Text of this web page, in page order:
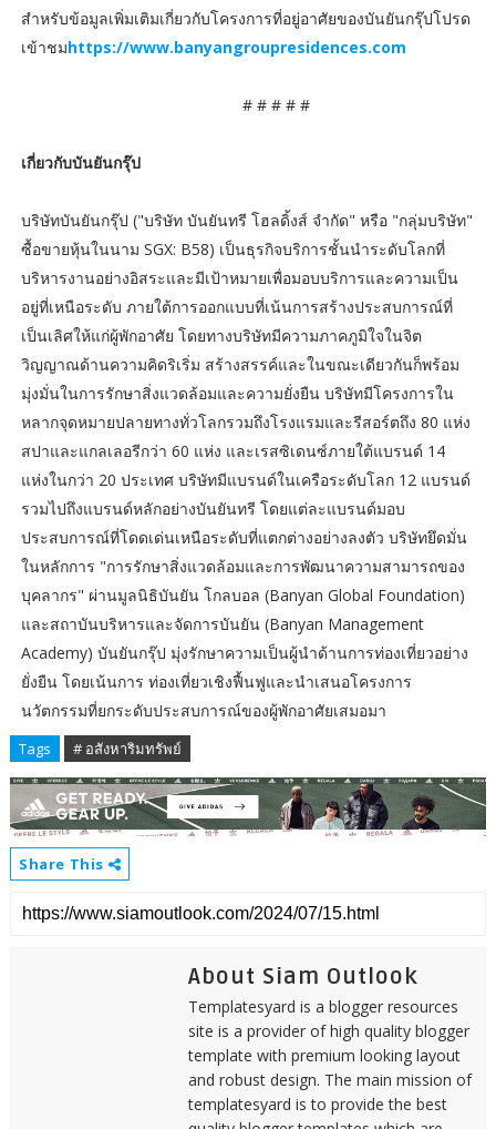
สำหรับข้อมูลเพิ่มเติมเกี่ยวกับโครงการที่อยู่อาศัยของบันยันกรุ๊ปโปรด
เข้าชมhttps://www.banyangroupresidences.com
# # # # #
เกี่ยวกับบันยันกรุ๊ป
บริษัทบันยันกรุ๊ป ("บริษัท บันยันทรี โฮลดิ้งส์ จำกัด" หรือ "กลุ่มบริษัท"
ซื้อขายหุ้นในนาม SGX: B58) เป็นธุรกิจบริการชั้นนำระดับโลกที่
บริหารงานอย่างอิสระและมีเป้าหมายเพื่อมอบบริการและความเป็น
อยู่ที่เหนือระดับ ภายใต้การออกแบบที่เน้นการสร้างประสบการณ์ที่
เป็นเลิศให้แก่ผู้พักอาศัย โดยทางบริษัทมีความภาคภูมิใจในจิต
วิญญาณด้านความคิดริเริ่ม สร้างสรรค์และในขณะเดียวกันก็พร้อม
มุ่งมั่นในการรักษาสิ่งแวดล้อมและความยั่งยืน บริษัทมีโครงการใน
หลากจุดหมายปลายทางทั่วโลกรวมถึงโรงแรมและรีสอร์ตถึง 80 แห่ง
สปาและแกลเลอรีกว่า 60 แห่ง และเรสซิเดนซ์ภายใต้แบรนด์ 14
แห่งในกว่า 20 ประเทศ บริษัทมีแบรนด์ในเครือระดับโลก 12 แบรนด์
รวมไปถึงแบรนด์หลักอย่างบันยันทรี โดยแต่ละแบรนด์มอบ
ประสบการณ์ที่โดดเด่นเหนือระดับที่แตกต่างอย่างลงตัว บริษัทยึดมั่น
ในหลักการ "การรักษาสิ่งแวดล้อมและการพัฒนาความสามารถของ
บุคลากร" ผ่านมูลนิธิบันยัน โกลบอล (Banyan Global Foundation)
และสถาบันบริหารและจัดการบันยัน (Banyan Management
Academy) บันยันกรุ๊ป มุ่งรักษาความเป็นผู้นำด้านการท่องเที่ยวอย่าง
ยั่งยืน โดยเน้นการ ท่องเที่ยวเชิงฟื้นฟูและนำเสนอโครงการ
นวัตกรรมที่ยกระดับประสบการณ์ของผู้พักอาศัยเสมอมา
Tags # อสังหาริมทรัพย์
Share This
About Siam Outlook
Templatesyard is a blogger resources
site is a provider of high quality blogger
template with premium looking layout
and robust design. The main mission of
templatesyard is to provide the best